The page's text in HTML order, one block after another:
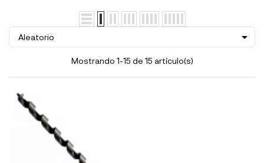
Aleatorio 
Mostrando 1-15 de 15 artículo(s)